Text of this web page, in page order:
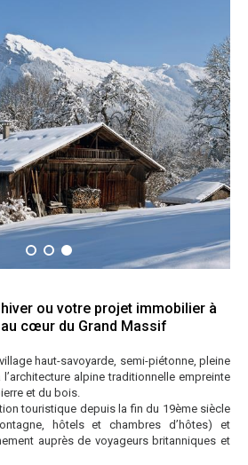
ou votre projet immobilier à
cœur du Grand Massif
haut-savoyarde, semi-piétonne, pleine
alpine traditionnelle empreinte
et du bois.
touristique depuis la fin du 19ème siècle
hôtels et chambres d’hôtes) et
auprès de voyageurs britanniques et